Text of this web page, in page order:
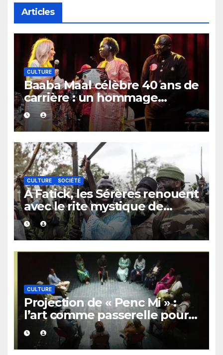
Articles
CULTURE
Baaba Maal célèbre 40 ans de
carrière : un hommage
exceptionnel à Oslo en
présence de la famille royale.
CULTURE SOCIÉTÉ
À Fatick, les Sérères renouent
avec le rite mystique de
Diobaye pour implorer le
retour de la pluie.
CULTURE
Projection de « Penc Mi » :
l’art comme passerelle pour
repenser la transmission des
savoirs africains.